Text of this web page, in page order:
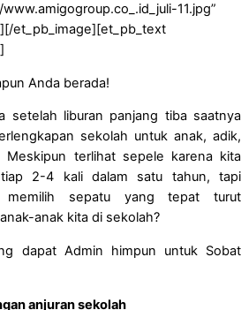
11.jpg”
et_pb_image][et_pb_text
Anda berada!
setelah liburan panjang tiba saatnya
sekolah untuk anak, adik,
Meskipun terlihat sepele karena kita
2-4 kali dalam satu tahun, tapi
memilih sepatu yang tepat turut
anak kita di sekolah?
dapat Admin himpun untuk Sobat
anjuran sekolah